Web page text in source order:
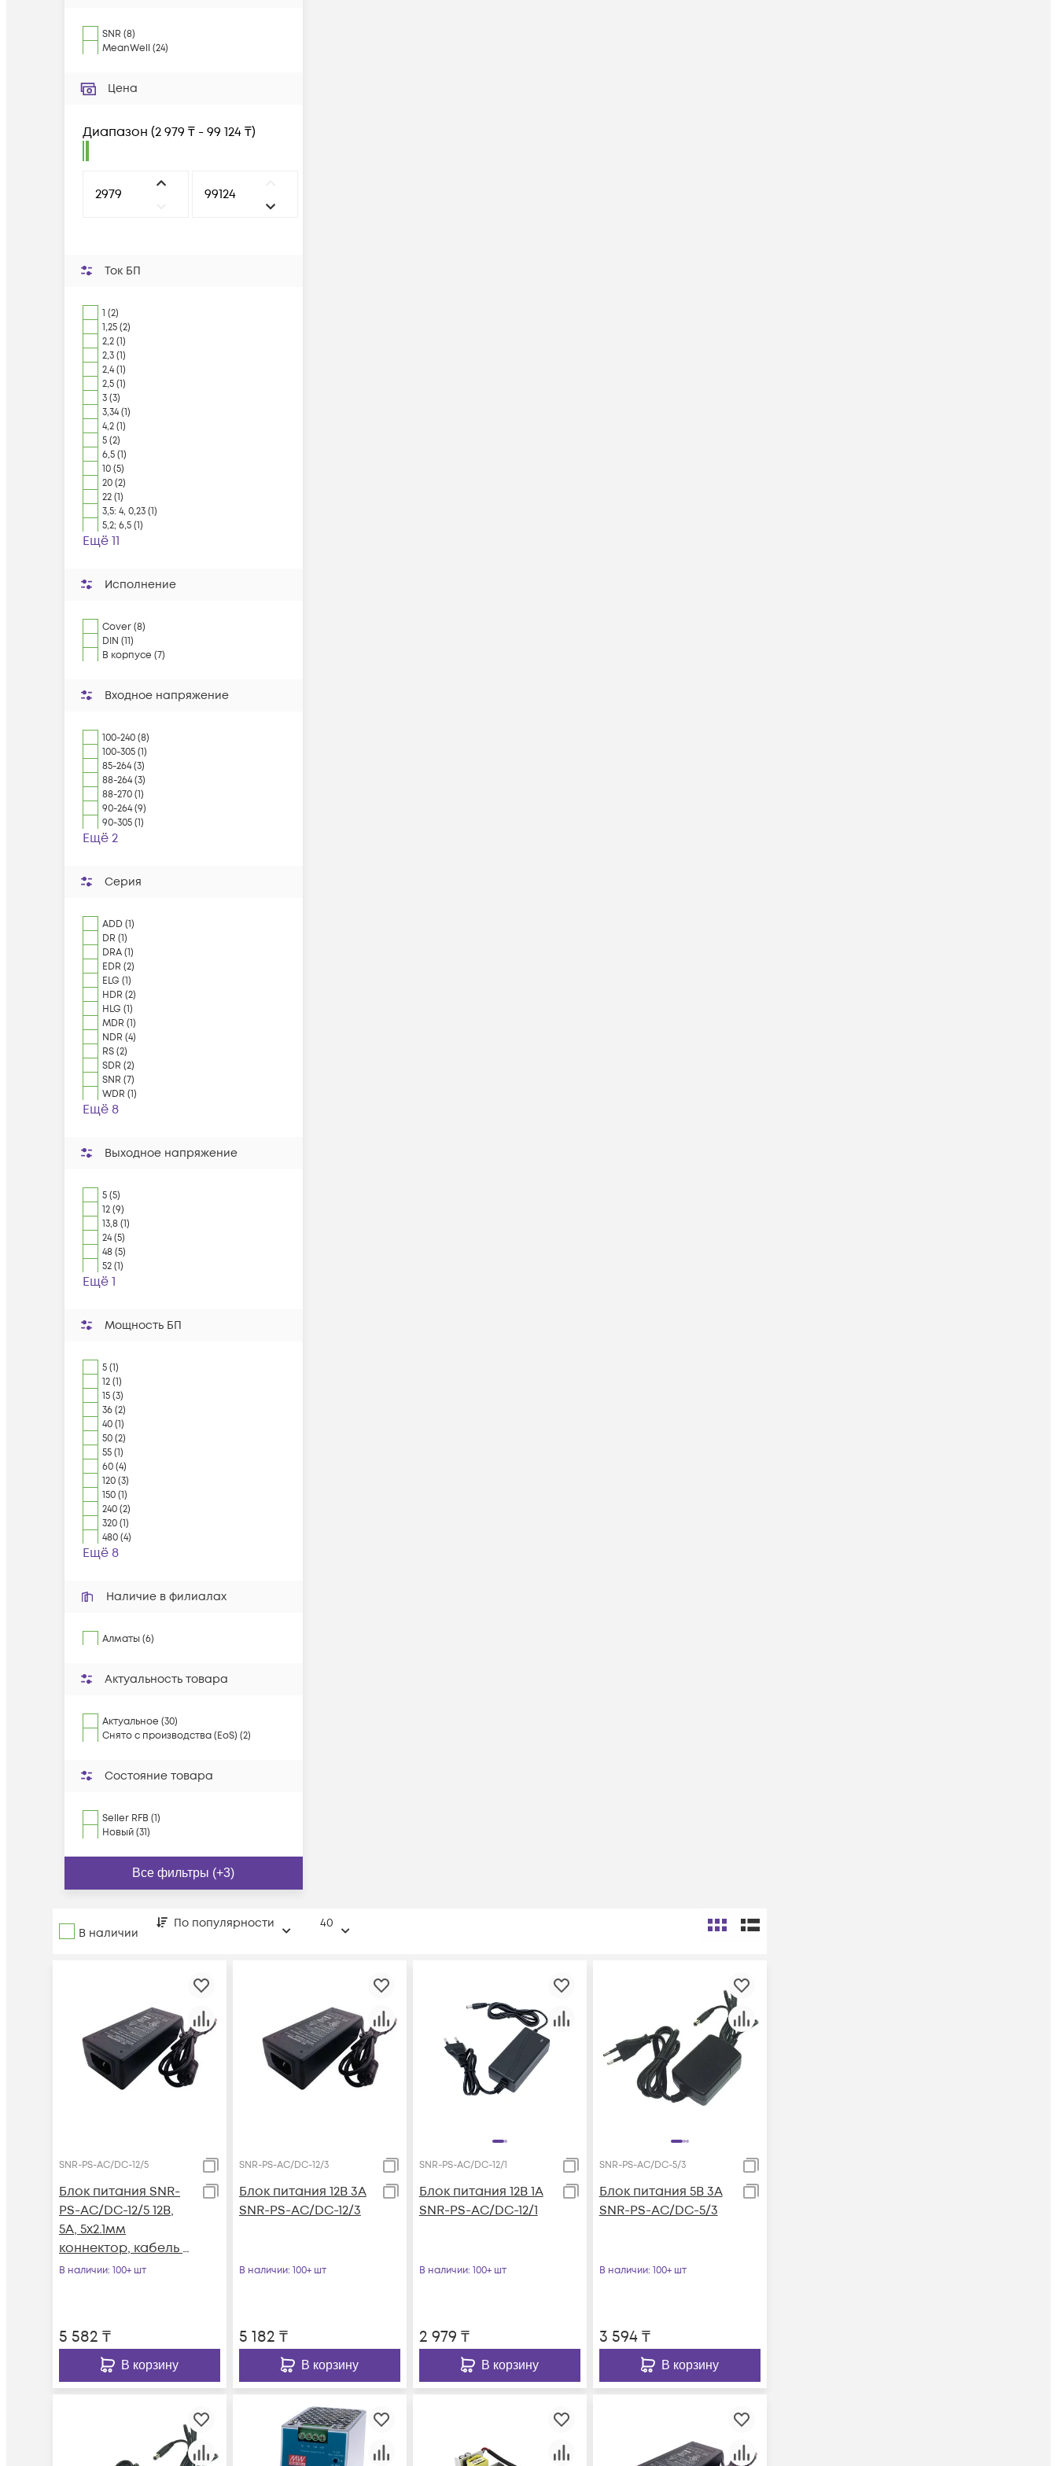
SNR (8)
MeanWell (24)
Цена
Диапазон (2 979 ₸ - 99 124 ₸)
Ток БП
1 (2)
1,25 (2)
2,2 (1)
2,3 (1)
2,4 (1)
2,5 (1)
3 (3)
3,34 (1)
4,2 (1)
5 (2)
6,5 (1)
10 (5)
20 (2)
22 (1)
3,5: 4, 0,23 (1)
5,2; 6,5 (1)
Ещё 11
Исполнение
Cover (8)
DIN (11)
В корпусе (7)
Входное напряжение
100-240 (8)
100-305 (1)
85-264 (3)
88-264 (3)
88-270 (1)
90-264 (9)
90-305 (1)
Ещё 2
Серия
ADD (1)
DR (1)
DRA (1)
EDR (2)
ELG (1)
HDR (2)
HLG (1)
MDR (1)
NDR (4)
RS (2)
SDR (2)
SNR (7)
WDR (1)
Ещё 8
Выходное напряжение
5 (5)
12 (9)
13,8 (1)
24 (5)
48 (5)
52 (1)
Ещё 1
Мощность БП
5 (1)
12 (1)
15 (3)
36 (2)
40 (1)
50 (2)
55 (1)
60 (4)
120 (3)
150 (1)
240 (2)
320 (1)
480 (4)
Ещё 8
Наличие в филиалах
Алматы (6)
Актуальность товара
Актуальное (30)
Снято с производства (EoS) (2)
Состояние товара
Seller RFB (1)
Новый (31)
Все фильтры (+3)
В наличии
По популярности 40
SNR-PS-AC/DC-12/5
Блок питания SNR-
PS-AC/DC-12/5 12В,
5А, 5x2.1мм
коннектор, кабель с
вилкой для подкл. к
В наличии: 100+ шт
5 582 ₸
В корзину
SNR-PS-AC/DC-12/3
Блок питания 12В 3А
SNR-PS-AC/DC-12/3
В наличии: 100+ шт
5 182 ₸
В корзину
SNR-PS-AC/DC-12/1
Блок питания 12В 1А
SNR-PS-AC/DC-12/1
В наличии: 100+ шт
2 979 ₸
В корзину
SNR-PS-AC/DC-5/3
Блок питания 5В 3А
SNR-PS-AC/DC-5/3
В наличии: 100+ шт
3 594₸
В корзину